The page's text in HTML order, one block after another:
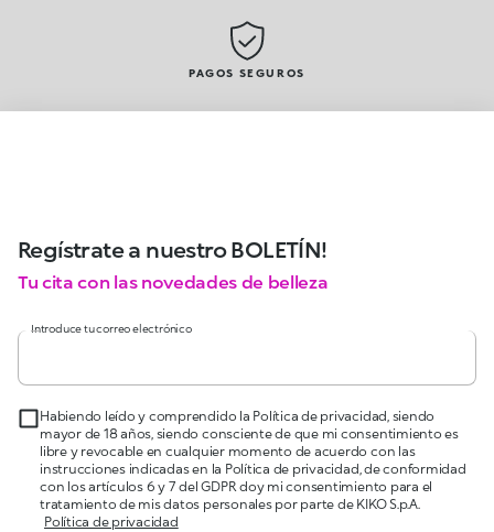
PAGOS SEGUROS
Regístrate a nuestro BOLETÍN!
Tu cita con las novedades de belleza
Introduce tu correo electrónico
Habiendo leído y comprendido la Política de privacidad, siendo
mayor de 18 años, siendo consciente de que mi consentimiento es
libre y revocable en cualquier momento de acuerdo con las
instrucciones indicadas en la Política de privacidad, de conformidad
con los artículos 6 y 7 del GDPR doy mi consentimiento para el
tratamiento de mis datos personales por parte de KIKO S.p.A.
Política de privacidad